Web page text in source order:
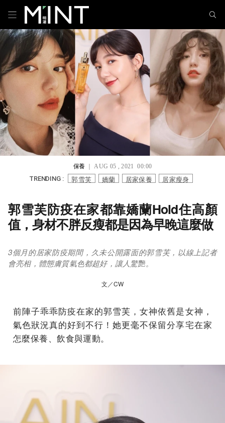
保養｜ AUG 05 , 2021 00:00
TRENDING : 郭雪芙 嬌蘭 居家保養 居家瘦身
郭雪芙防疫在家都靠嬌蘭Hold住高顏
值，身材不胖反瘦都是因為早晚這麼做
3個月的居家防疫期間，久未公開露面的郭雪芙，以線上記者
會亮相，體態膚質氣色都超好，讓人驚艷。
文／CW
前陣子乖乖防疫在家的郭雪芙，女神依舊是女神，
氣色狀況真的好到不行！她更毫不保留分享宅在家
怎麼保養、飲食與運動。